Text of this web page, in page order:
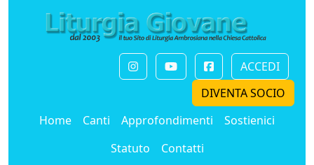
ACCEDI
DIVENTA SOCIO
Home
Canti Approfondimenti
Sostienici
Statuto
Contatti